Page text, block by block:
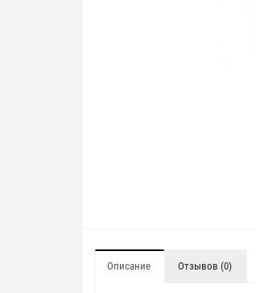
Описание Отзывов (0)